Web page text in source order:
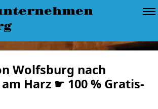
Wolfsburg nach
Harz ☛ 100 % Gratis-